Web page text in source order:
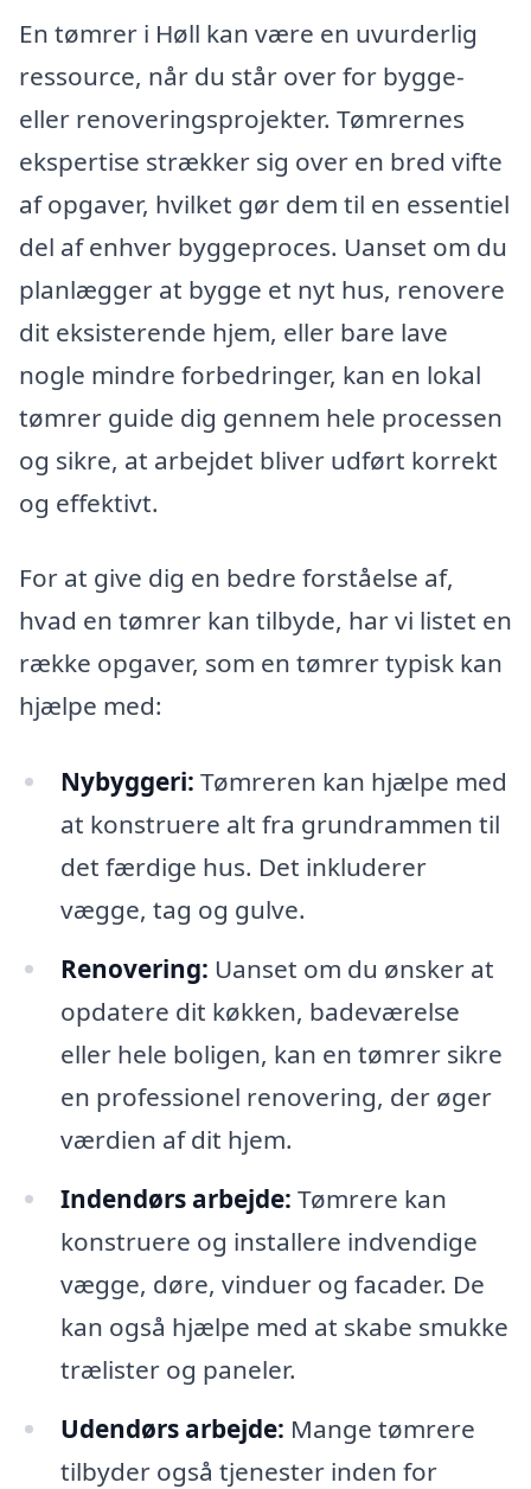
En tømrer i Høll kan være en uvurderlig
ressource, når du står over for bygge-
eller renoveringsprojekter. Tømrernes
ekspertise strækker sig over en bred vifte
af opgaver, hvilket gør dem til en essentiel
del af enhver byggeproces. Uanset om du
planlægger at bygge et nyt hus, renovere
dit eksisterende hjem, eller bare lave
nogle mindre forbedringer, kan en lokal
tømrer guide dig gennem hele processen
og sikre, at arbejdet bliver udført korrekt
og effektivt.
For at give dig en bedre forståelse af,
hvad en tømrer kan tilbyde, har vi listet en
række opgaver, som en tømrer typisk kan
hjælpe med:
Nybyggeri: Tømreren kan hjælpe med
at konstruere alt fra grundrammen til
det færdige hus. Det inkluderer
vægge, tag og gulve.
Renovering: Uanset om du ønsker at
opdatere dit køkken, badeværelse
eller hele boligen, kan en tømrer sikre
en professionel renovering, der øger
værdien af dit hjem.
Indendørs arbejde: Tømrere kan
konstruere og installere indvendige
vægge, døre, vinduer og facader. De
kan også hjælpe med at skabe smukke
trælister og paneler.
Udendørs arbejde: Mange tømrere
tilbyder også tjenester inden for